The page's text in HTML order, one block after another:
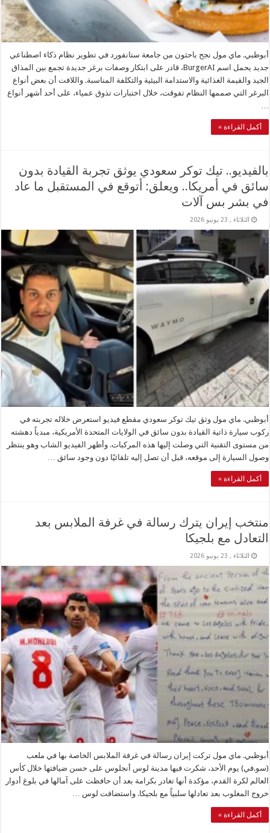
أبوظبي. ماي مول نجح باحثون من جامعة ستانفورد في تطوير نظام ذكاء اصطناعي
جديد يحمل اسم BurgerAI، قادر على ابتكار وصفات برغر جديدة تجمع بين المذاق
الجيد والقيمة الغذائية والاستدامة البيئية والتكلفة المناسبة. واللافت أن بعض أنواع
البرغر التي صممها النظام تفوقت، خلال اختبارات تذوق عمياء، على أحد أشهر أنواع
أكمل القراءة »
بالفيديو.. تيك توكر سعودي يوثق تجربة القيادة بدون
سائق في أمريكا.. ويعلق: أتوقع في المستقبل ما عاد
في بشر بس آلات
الثلاثاء , 23 يونيو 2026
أبوظبي. ماي مول وثق تيك توكر سعودي مقطع فيديو استعرض خلاله تجربته في
ركوب سيارة ذاتية القيادة بدون سائق في الولايات المتحدة الأمريكية، مبدياً دهشته
من مستوى التقنية التي وصلت إليها هذه المركبات. وأظهر الفيديو الشاب وهو ينتظر
وصول السيارة إلى موقعه، قبل أن تصل إليه تلقائيًا دون وجود سائق …
أكمل القراءة »
منتخب إيران يترك رسالة في غرفة الملابس بعد
التعادل مع بلجيكا
الثلاثاء , 23 يونيو 2026
أبوظبي. ماي مول تركت إيران رسالة في غرفة الملابس الخاصة بها في ملعب
(سو.في) يوم الأحد، شكرت فيها مدينة لوس أنجلوس على حسن ضيافتها خلال كأس
العالم لكرة القدم، مؤكدة أنها تغادر بكرامة بعد أن حافظت على آمالها في بلوغ أدوار
خروج المغلوب بعد تعادلها سلبياً مع بلجيكا. واستضافت لوس …
أكمل القراءة »